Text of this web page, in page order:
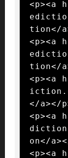
<p><a
tion</
<p><a
tion</
<p><a
</a></
<p><a
on</
<p><a